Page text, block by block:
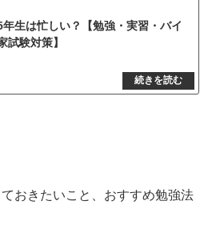
年生は忙しい？【勉強・実習・バイ
試験対策】
おきたいこと、おすすめ勉強法